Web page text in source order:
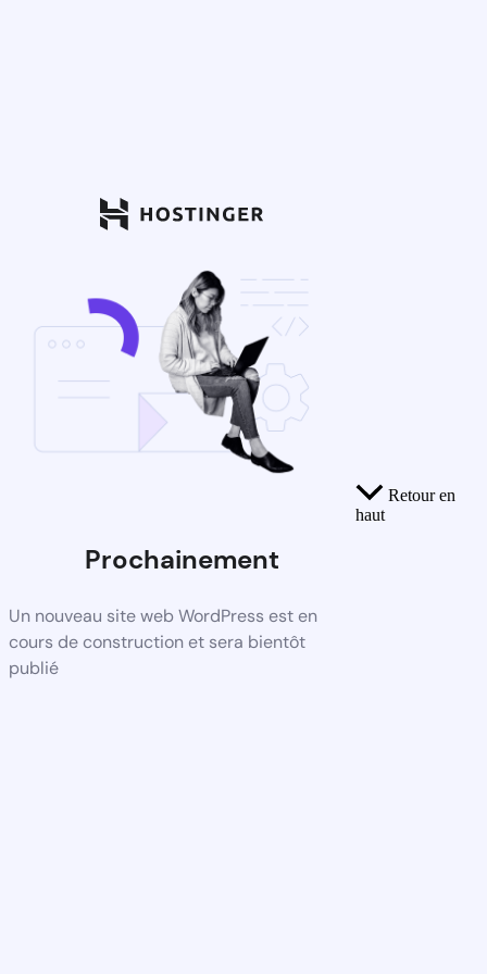
Prochainement
Un nouveau site web WordPress est en
cours de construction et sera bientôt
publié
Retour en
haut